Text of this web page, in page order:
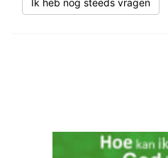
Ik heb nog steeds vragen